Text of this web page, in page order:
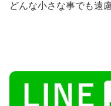
どんな小さな事でも遠